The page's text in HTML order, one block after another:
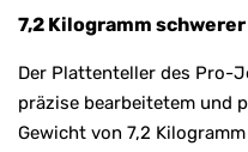
7,2 Kilogramm
Der Plattenteller des Pro-
präzise bearbeitetem und
Gewicht von 7,2